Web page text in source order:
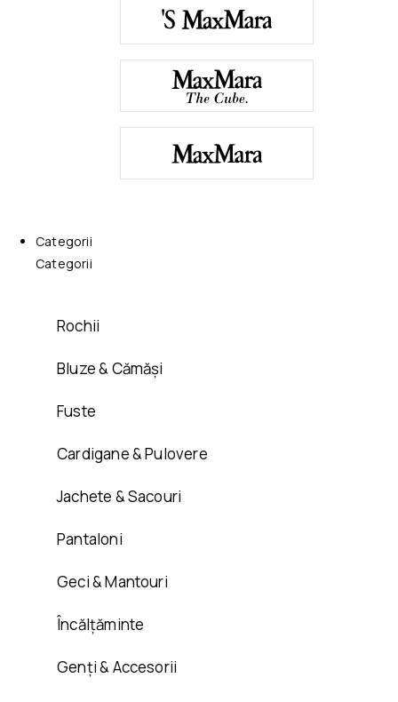
Categorii
Categorii
Rochii
Bluze & Cămăși
Fuste
Cardigane & Pulovere
Jachete & Sacouri
Pantaloni
Geci & Mantouri
Încălțăminte
Genți & Accesorii